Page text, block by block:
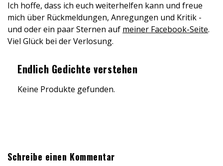
Ich hoffe, dass ich euch weiterhelfen kann und freue
mich über Rückmeldungen, Anregungen und Kritik -
und oder ein paar Sternen auf meiner Facebook-Seite.
Viel Glück bei der Verlosung.
Endlich Gedichte verstehen
Keine Produkte gefunden.
Schreibe einen Kommentar